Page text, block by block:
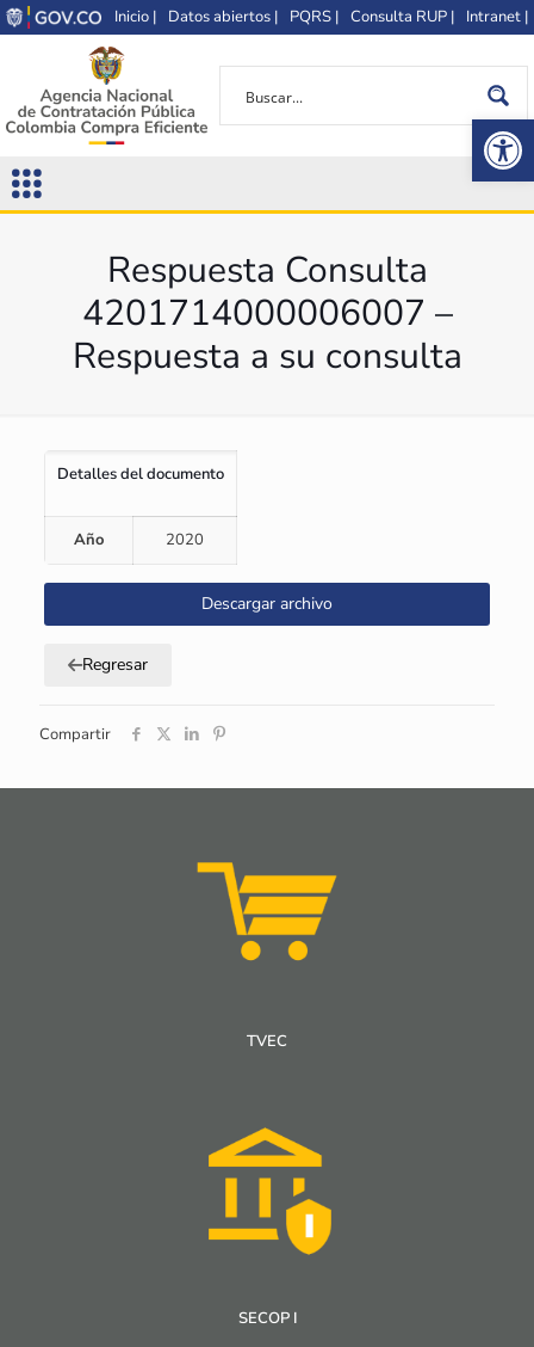
Inicio | Datos abiertos | PQRS | Consulta RUP | Intranet |
Respuesta Consulta
4201714000006007 –
Respuesta a su consulta
Detalles del documento
Año 2020
Descargar archivo
Regresar
Compartir
TVEC
SECOP I